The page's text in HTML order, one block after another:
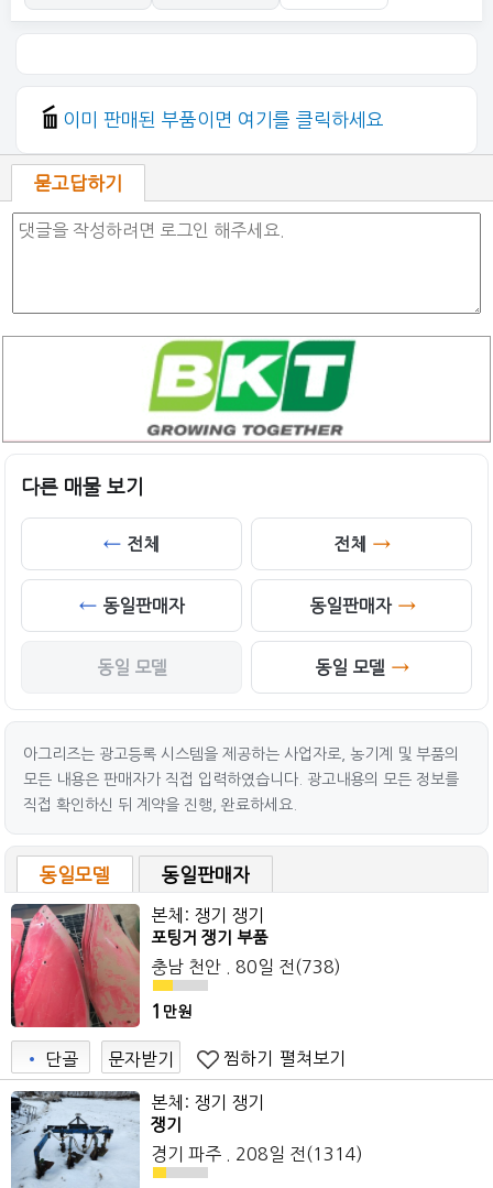
이미 판매된 부품이면 여기를 클릭하세요
묻고답하기
다른 매물 보기
전체
동일판매자
동일 모델
전체
동일판매자
동일 모델
아그리즈는 광고등록 시스템을 제공하는 사업자로, 농기계 및 부품의
모든 내용은 판매자가 직접 입력하였습니다. 광고내용의 모든 정보를
직접 확인하신 뒤 계약을 진행, 완료하세요.
동일모델 동일판매자
본체: 쟁기 쟁기
포팅거 쟁기 부품
충남 천안 . 80일 전(738)
1 만원
• 단골 문자받기 찜하기 펼쳐보기
본체: 쟁기 쟁기
쟁기
경기 파주 . 208일 전(1314)